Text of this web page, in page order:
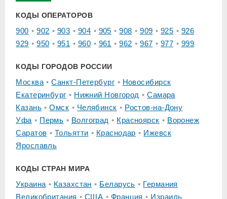
КОДЫ ОПЕРАТОРОВ
900 902 903 904 905 908 909 925
926
929
950 951 960 961 962 967 977 999
КОДЫ ГОРОДОВ РОССИИ
Москва Санкт-Петербург
Новосибирск
Екатеринбург
Нижний Новгород
Самара
Казань
Омск Челябинск
Ростов-на-Дону
Уфа
Пермь Волгоград Красноярск
Воронеж
Саратов
Тольятти Краснодар
Ижевск
Ярославль
КОДЫ СТРАН МИРА
Украина Казахстан Беларусь
Германия
Великобритания
США Франция Израиль